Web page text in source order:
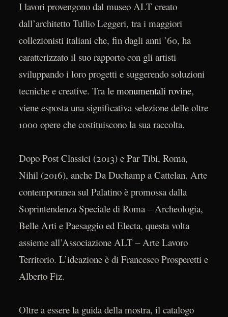
I lavori provengono dal museo ALT creato
dall’architetto Tullio Leggeri, tra i maggiori
collezionisti italiani che, fin dagli anni ’60, ha
caratterizzato il suo rapporto con gli artisti
sviluppando i loro progetti e suggerendo soluzioni
tecniche e creative. Tra le monumentali rovine,
viene esposta una significativa selezione delle oltre
1000 opere che costituiscono la sua raccolta.
Dopo Post Classici (2013) e Par Tibi, Roma,
Nihil (2016), anche Da Duchamp a Cattelan. Arte
contemporanea sul Palatino è promossa dalla
Soprintendenza Speciale di Roma – Archeologia,
Belle Arti e Paesaggio ed Electa, questa volta
assieme all’Associazione ALT – Arte Lavoro
Territorio. L’ideazione è di Francesco Prosperetti e
Alberto Fiz.
Oltre a essere la guida della mostra, il catalogo